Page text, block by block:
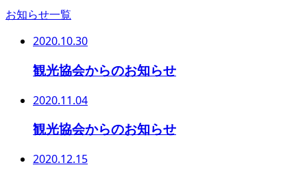
お知らせ一覧
2020.10.30
観光協会からのお知らせ
2020.11.04
観光協会からのお知らせ
2020.12.15